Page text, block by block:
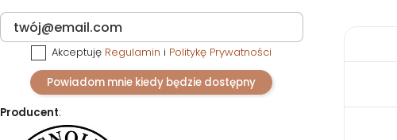
Akceptuję Regulamin i Politykę Prywatności
Powiadom mnie kiedy będzie dostępny
Producent: